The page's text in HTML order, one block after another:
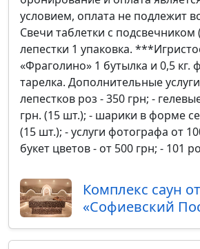
условием, оплата не подлежит
Свечи таблетки с подсвечником
лепестки 1 упаковка.
«Фраголино» 1 бутылка и 0,5 кг.
тарелка. Дополнительные
лепестков роз - 350 грн; -
грн. (15 шт.); - шарики в форме
(15 шт.); - услуги фотографа от
букет цветов - от 500 грн; - 101
Комплекс саун
«Софиевский